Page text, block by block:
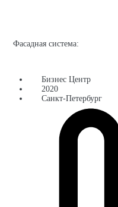
Фасадная система:
Бизнес Центр
2020
Санкт-Петербург